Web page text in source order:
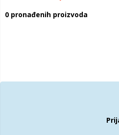
0 pronađenih proizvoda